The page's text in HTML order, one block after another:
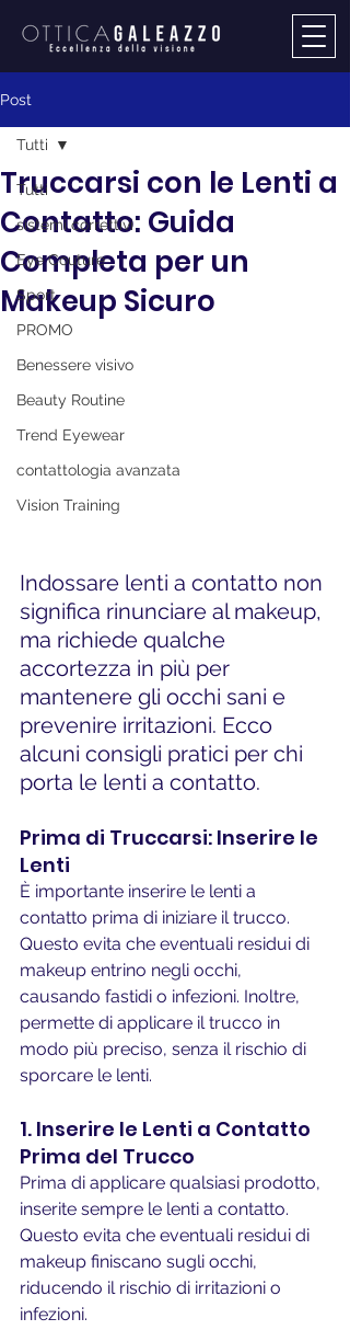
Post
Tutti
sistemi correttivi
Eye Couture
Sport
PROMO
Benessere visivo
Beauty Routine
Trend Eyewear
contattologia avanzata
Vision Training
Tutti
Truccarsi con le Lenti a
Contatto: Guida
Completa per un
Makeup Sicuro
Indossare lenti a contatto non
significa rinunciare al makeup,
ma richiede qualche
accortezza in più per
mantenere gli occhi sani e
prevenire irritazioni. Ecco
alcuni consigli pratici per chi
porta le lenti a contatto.
Prima di Truccarsi: Inserire le
Lenti
È importante inserire le lenti a
contatto prima di iniziare il trucco.
Questo evita che eventuali residui di
makeup entrino negli occhi,
causando fastidi o infezioni. Inoltre,
permette di applicare il trucco in
modo più preciso, senza il rischio di
sporcare le lenti.
1. Inserire le Lenti a Contatto
Prima del Trucco
Prima di applicare qualsiasi prodotto,
inserite sempre le lenti a contatto.
Questo evita che eventuali residui di
makeup finiscano sugli occhi,
riducendo il rischio di irritazioni o
infezioni.